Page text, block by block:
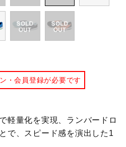
・会員登録が必要です
軽量化を実現、ランバードロ
で、スピード感を演出した1